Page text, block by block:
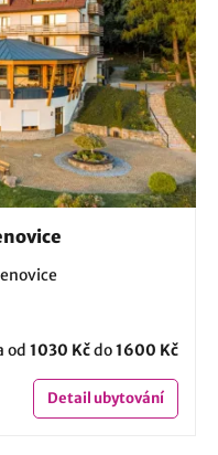
od 1030 Kčdo1600 Kč
Detailubytování